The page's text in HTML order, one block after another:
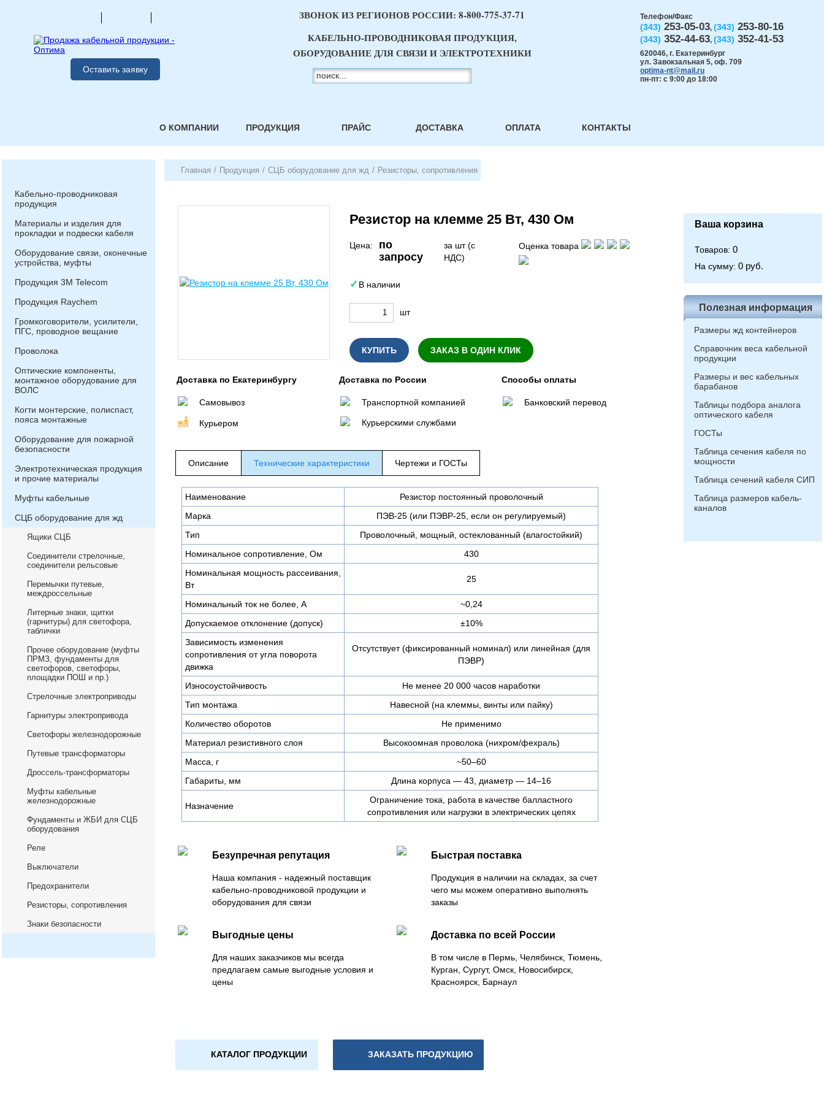
Оставить заявку
Телефон/Факс
(343) 253-05-03, (343) 253-80-16
(343) 352-44-63, (343) 352-41-53
620046, г. Екатеринбург
ул. Завокзальная 5, оф. 709
optima-nt@mail.ru
пн-пт: с 9:00 до 18:00
ЗВОНОК ИЗ РЕГИОНОВ РОССИИ: 8-800-775-37-71
КАБЕЛЬНО-ПРОВОДНИКОВАЯ ПРОДУКЦИЯ,
ОБОРУДОВАНИЕ ДЛЯ СВЯЗИ И ЭЛЕКТРОТЕХНИКИ
О КОМПАНИИ ПРОДУКЦИЯ ПРАЙС ДОСТАВКА ОПЛАТА КОНТАКТЫ
Кабельно-проводниковая
продукция
Материалы и изделия для
прокладки и подвески кабеля
Оборудование связи, оконечные
устройства, муфты
Продукция 3М Telecom
Продукция Raychem
Громкоговорители, усилители,
ПГС, проводное вещание
Проволока
Оптические компоненты,
монтажное оборудование для
ВОЛС
Когти монтерские, полиспаст,
пояса монтажные
Оборудование для пожарной
безопасности
Электротехническая продукция
и прочие материалы
Муфты кабельные
СЦБ оборудование для жд
Ящики СЦБ
Соединители стрелочные,
соединители рельсовые
Перемычки путевые,
междроссельные
Литерные знаки, щитки
(гарнитуры) для светофора,
таблички
Прочее оборудование (муфты
ПРМЗ, фундаменты для
светофоров, светофоры,
площадки ПОШ и пр.)
Стрелочные электроприводы
Гарнитуры электропривода
Светофоры железнодорожные
Путевые трансформаторы
Дроссель-трансформаторы
Муфты кабельные
железнодорожные
Фундаменты и ЖБИ для СЦБ
оборудования
Реле
Выключатели
Предохранители
Резисторы, сопротивления
Знаки безопасности
Главная / Продукция / СЦБ оборудование для жд / Резисторы, сопротивления
Резистор на клемме 25 Вт, 430 Ом
Цена:
по
запросу
за шт (с
НДС)
Оценка товара
В наличии
шт
КУПИТЬ ЗАКАЗ В ОДИН КЛИК
Доставка по Екатеринбургу
Самовывоз
Курьером
Доставка по России
Транспортной компанией
Курьерскими службами
Способы оплаты
Банковский перевод
Описание Технические характеристики Чертежи и ГОСТы
Наименование
Резистор постоянный проволочный
Марка
ПЭВ-25 (или ПЭВР-25, если он регулируемый)
Тип
Проволочный, мощный, остеклованный (влагостойкий)
Номинальное сопротивление, Ом
430
Номинальная мощность рассеивания,
Вт
25
Номинальный ток не более, А
~0,24
Допускаемое отклонение (допуск)
±10%
Зависимость изменения
сопротивления от угла поворота
движка
Отсутствует (фиксированный номинал) или линейная (для
ПЭВР)
Износоустойчивость
Не менее 20 000 часов наработки
Тип монтажа
Навесной (на клеммы, винты или пайку)
Количество оборотов
Не применимо
Материал резистивного слоя
Высокоомная проволока (нихром/фехраль)
Масса, г
~50–60
Габариты, мм
Длина корпуса — 43, диаметр — 14–16
Назначение
Ограничение тока, работа в качестве балластного
сопротивления или нагрузки в электрических цепях
Безупречная репутация
Наша компания - надежный поставщик
кабельно-проводниковой продукции и
оборудования для связи
Быстрая поставка
Продукция в наличии на складах, за счет
чего мы можем оперативно выполнять
заказы
Выгодные цены
Для наших заказчиков мы всегда
предлагаем самые выгодные условия и
цены
Доставка по всей России
В том числе в Пермь, Челябинск, Тюмень,
Курган, Сургут, Омск, Новосибирск,
Красноярск, Барнаул
КАТАЛОГ ПРОДУКЦИИ ЗАКАЗАТЬ ПРОДУКЦИЮ
Ваша корзина
Товаров: 0
На сумму: 0 руб.
Полезная информация
Размеры жд контейнеров
Справочник веса кабельной
продукции
Размеры и вес кабельных
барабанов
Таблицы подбора аналога
оптического кабеля
ГОСТы
Таблица сечения кабеля по
мощности
Таблица сечений кабеля СИП
Таблица размеров кабель-
каналов